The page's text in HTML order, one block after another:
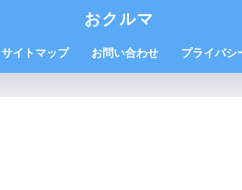
おクルマ
サイトマップ お問い合わせ プライバシ